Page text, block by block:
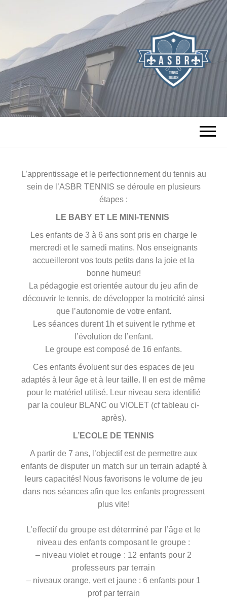
TENNIS SQUASH
DE BOURG LA
REINE
L’apprentissage et le perfectionnement du tennis au
sein de l’ASBR TENNIS se déroule en plusieurs
étapes :
LE BABY ET LE MINI-TENNIS
Les enfants de 3 à 6 ans sont pris en charge le
mercredi et le samedi matins. Nos enseignants
accueilleront vos touts petits dans la joie et la
bonne humeur!
La pédagogie est orientée autour du jeu afin de
découvrir le tennis, de développer la motricité ainsi
que l’autonomie de votre enfant.
Les séances durent 1h et suivent le rythme et
l’évolution de l’enfant.
Le groupe est composé de 16 enfants.
Ces enfants évoluent sur des espaces de jeu
adaptés à leur âge et à leur taille. Il en est de même
pour le matériel utilisé. Leur niveau sera identifié
par la couleur BLANC ou VIOLET (cf tableau ci-
après).
L’ECOLE DE TENNIS
A partir de 7 ans, l’objectif est de permettre aux
enfants de disputer un match sur un terrain adapté à
leurs capacités! Nous favorisons le volume de jeu
dans nos séances afin que les enfants progressent
plus vite!
L’effectif du groupe est déterminé par l’âge et le
niveau des enfants composant le groupe :
– niveau violet et rouge : 12 enfants pour 2
professeurs par terrain
– niveaux orange, vert et jaune : 6 enfants pour 1
prof par terrain